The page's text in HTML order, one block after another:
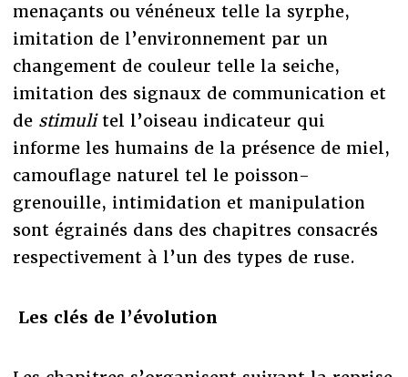
menaçants ou vénéneux telle la syrphe,
imitation de l’environnement par un
changement de couleur telle la seiche,
imitation des signaux de communication et
de stimulitel l’oiseau indicateur qui
informe les humains de la présence de miel,
camouflage naturel tel le poisson-
grenouille, intimidation et manipulation
sont égrainés dans des chapitres consacrés
respectivement à l’un des types de ruse.
Les clés de l’évolution